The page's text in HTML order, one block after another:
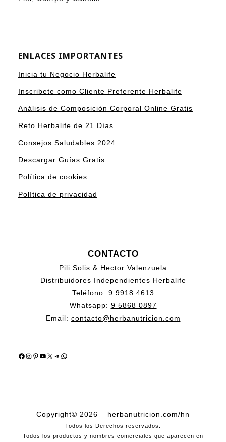
ENLACES IMPORTANTES
Inicia tu Negocio Herbalife
Inscribete como Cliente Preferente Herbalife
Análisis de Composición Corporal Online Gratis
Reto Herbalife de 21 Días
Consejos Saludables 2024
Descargar Guías Gratis
Política de cookies
Política de privacidad
CONTACTO
Pili Solis & Hector Valenzuela
Distribuidores Independientes Herbalife
Teléfono: 9 9918 4613
Whatsapp: 9 5868 0897
Email: contacto@herbanutricion.com
Facebook
Instagram
Pinterest
YouTube
X Telegram
WhatsApp
Copyright© 2026 – herbanutricion.com/hn
Todos los Derechos reservados.
Todos los productos y nombres comerciales que aparecen en